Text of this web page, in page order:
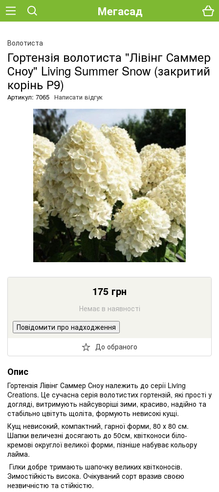
Волотиста
Гортензія волотиста "Лівінг Саммер
Сноу" Living Summer Snow (закритий
корінь Р9)
Артикул: 7065 Написати відгук
175 грн
Немає в наявності
Повідомити про надходження
До обраного
Опис
Гортензія Лівінг Саммер Сноу належить до серії Living
Creations. Це сучасна серія волотистих гортензій, які прості у
догляді, витримують найсуворіші зими, красиво, надійно та
стабільно цвітуть щоліта, формують невисокі кущі.
Кущ невисокий, компактний, гарної форми, 80 х 80 см.
Шапки величезні досягають до 50см, квітконоси біло-
кремові округлої великої форми, пізніше набуває кольору
лайма.
Гілки добре тримають шапочку великих квітконосів.
Зимостійкість висока. Очікуваний сорт вразив своєю
незвичністю та стійкістю.
Мегасад